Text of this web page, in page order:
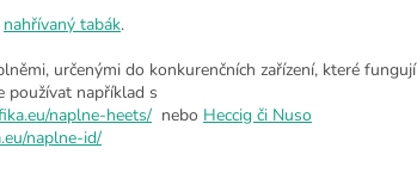
nahřívaný tabák.
určenými do konkurenčních zařízení, které fungují
používat například s
naplne-heets/ nebo Heccig či Nuso
naplne-id/